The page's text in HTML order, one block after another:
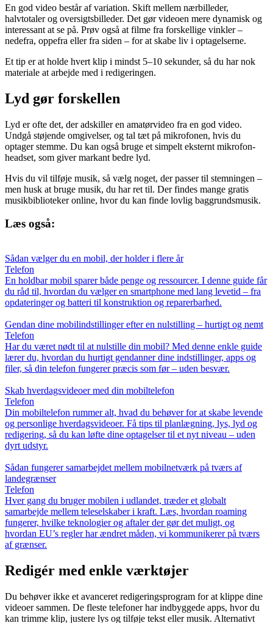
En god video består af variation. Skift mellem nærbilleder,
halvtotaler og oversigtsbilleder. Det gør videoen mere dynamisk og
interessant at se på. Prøv også at filme fra forskellige vinkler –
nedefra, oppefra eller fra siden – for at skabe liv i optagelserne.
Et tip er at holde hvert klip i mindst 5–10 sekunder, så du har nok
materiale at arbejde med i redigeringen.
Lyd gør forskellen
Lyd er ofte det, der adskiller en amatørvideo fra en god video.
Undgå støjende omgivelser, og tal tæt på mikrofonen, hvis du
optager stemme. Du kan også bruge et simpelt eksternt mikrofon-
headset, som giver markant bedre lyd.
Hvis du vil tilføje musik, så vælg noget, der passer til stemningen –
men husk at bruge musik, du har ret til. Der findes mange gratis
musikbiblioteker online, hvor du kan finde lovlig baggrundsmusik.
Læs også:
Sådan vælger du en mobil, der holder i flere år
Telefon
En holdbar mobil sparer både penge og ressourcer. I denne guide får
du råd til, hvordan du vælger en smartphone med lang levetid – fra
opdateringer og batteri til konstruktion og reparerbarhed.
Gendan dine mobilindstillinger efter en nulstilling – hurtigt og nemt
Telefon
Har du været nødt til at nulstille din mobil? Med denne enkle guide
lærer du, hvordan du hurtigt gendanner dine indstillinger, apps og
filer, så din telefon fungerer præcis som før – uden besvær.
Skab hverdagsvideoer med din mobiltelefon
Telefon
Din mobiltelefon rummer alt, hvad du behøver for at skabe levende
og personlige hverdagsvideoer. Få tips til planlægning, lys, lyd og
redigering, så du kan løfte dine optagelser til et nyt niveau – uden
dyrt udstyr.
Sådan fungerer samarbejdet mellem mobilnetværk på tværs af
landegrænser
Telefon
Hver gang du bruger mobilen i udlandet, træder et globalt
samarbejde mellem teleselskaber i kraft. Læs, hvordan roaming
fungerer, hvilke teknologier og aftaler der gør det muligt, og
hvordan EU’s regler har ændret måden, vi kommunikerer på tværs
af grænser.
Redigér med enkle værktøjer
Du behøver ikke et avanceret redigeringsprogram for at klippe dine
videoer sammen. De fleste telefoner har indbyggede apps, hvor du
kan trimme klip, justere lys og tilføje tekst eller musik. Alternativt